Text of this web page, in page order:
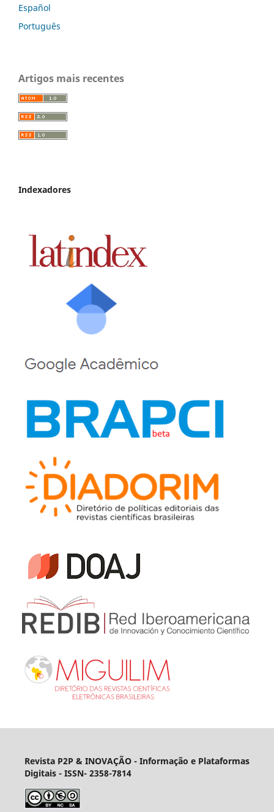
Español
Português
Artigos mais recentes
Indexadores
Revista P2P & INOVAÇÃO - Informação e Plataformas
Digitais - ISSN- 2358-7814